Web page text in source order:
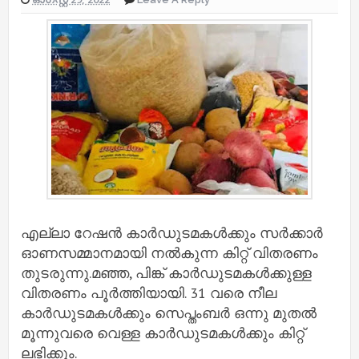
എല്ലാ റേഷന്‍ കാര്‍ഡുടമകള്‍ക്കും സര്‍ക്കാര്‍
ഓണസമ്മാനമായി നല്‍കുന്ന കിറ്റ് വിതരണം
തുടരുന്നു.മഞ്ഞ, പിങ്ക് കാര്‍ഡുടമകള്‍ക്കുള്ള
വിതരണം പൂര്‍ത്തിയായി. 31 വരെ നീല
കാര്‍ഡുടമകള്‍ക്കും സെപ്തംബര്‍ ഒന്നു മുതല്‍
മൂന്നുവരെ വെള്ള കാര്‍ഡുടമകള്‍ക്കും കിറ്റ്
ലഭിക്കും.